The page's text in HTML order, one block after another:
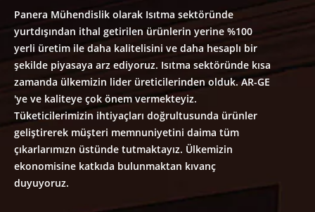
Panera Mühendislik olarak Isıtma sektöründe
yurtdışından ithal getirilen ürünlerin yerine %100
yerli üretim ile daha kalitelisini ve daha hesaplı bir
şekilde piyasaya arz ediyoruz. Isıtma sektöründe kısa
zamanda ülkemizin lider üreticilerinden olduk. AR-GE
'ye ve kaliteye çok önem vermekteyiz.
Tüketicilerimizin ihtiyaçları doğrultusunda ürünler
geliştirerek müşteri memnuniyetini daima tüm
çıkarlarımızn üstünde tutmaktayız. Ülkemizin
ekonomisine katkıda bulunmaktan kıvanç
duyuyoruz.